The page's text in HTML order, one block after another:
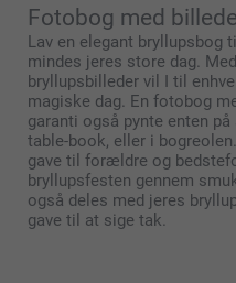
Fotobog med
Lav en elegant bryllupsbog
mindes jeres store dag.
bryllupsbilleder vil I til
magiske dag. En fotobog
garanti også pynte enten
table-book, eller i
gave til forældre og
bryllupsfesten gennem
også deles med jeres
gave til at sige tak.